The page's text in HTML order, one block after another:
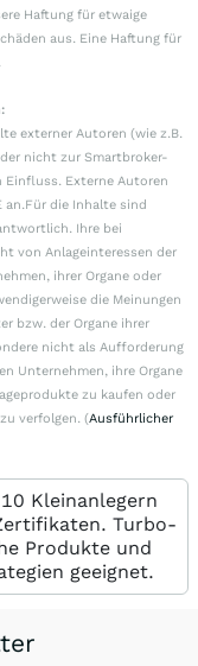
Haftung für etwaige
aus. Eine Haftung für
externer Autoren (wie z.B.
nicht zur Smartbroker-
Einfluss. Externe Autoren
an.Für die Inhalte sind
Ihre bei
von Anlageinteressen der
ihrer Organe oder
die Meinungen
bzw. der Organe ihrer
nicht als Aufforderung
Unternehmen, ihre Organe
zu kaufen oder
verfolgen. (Ausführlicher
Kleinanlegern
Turbo-
Produkte und
geeignet.